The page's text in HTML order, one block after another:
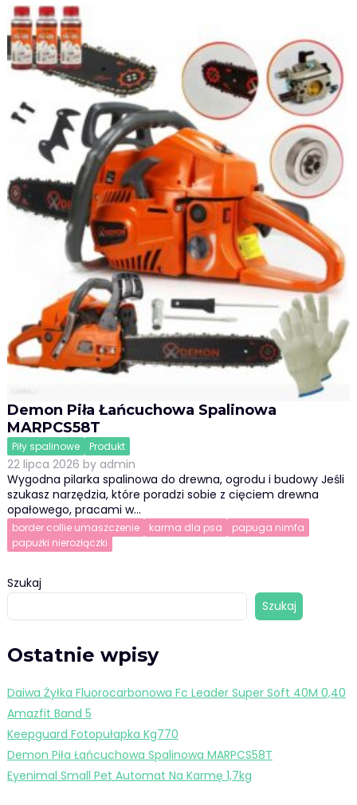
Demon Piła Łańcuchowa Spalinowa
MARPCS58T
Piły spalinowe Produkt
22 lipca 2026 by admin
Wygodna pilarka spalinowa do drewna, ogrodu i budowy Jeśli
szukasz narzędzia, które poradzi sobie z cięciem drewna
opałowego, pracami w…
border collie umaszczenie karma dla psa
papuga nimfa
papużki nierozłączki
Szukaj
Szukaj
Ostatnie wpisy
Daiwa Żyłka Fluorocarbonowa Fc Leader Super Soft 40M 0,40
Amazfit Band 5
Keepguard Fotopułapka Kg770
Demon Piła Łańcuchowa Spalinowa MARPCS58T
Eyenimal Small Pet Automat Na Karmę 1,7kg